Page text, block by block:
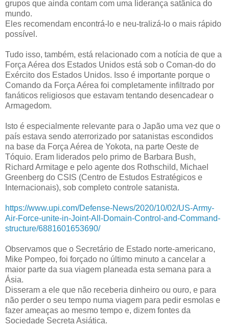
grupos que ainda contam com uma liderança satânica do
mundo.
Eles recomendam encontrá-lo e neu-tralizá-lo o mais rápido
possível.
Tudo isso, também, está relacionado com a notícia de que a
Força Aérea dos Estados Unidos está sob o Coman-do do
Exército dos Estados Unidos. Isso é importante porque o
Comando da Força Aérea foi completamente infiltrado por
fanáticos religiosos que estavam tentando desencadear o
Armagedom.
Isto é especialmente relevante para o Japão uma vez que o
país estava sendo aterrorizado por satanistas escondidos
na base da Força Aérea de Yokota, na parte Oeste de
Tóquio. Eram liderados pelo primo de Barbara Bush,
Richard Armitage e pelo agente dos Rothschild, Michael
Greenberg do CSIS (Centro de Estudos Estratégicos e
Internacionais), sob completo controle satanista.
https://www.upi.com/Defense-News/2020/10/02/US-Army-
Air-Force-unite-in-Joint-All-Domain-Control-and-Command-
structure/6881601653690/
Observamos que o Secretário de Estado norte-americano,
Mike Pompeo, foi forçado no último minuto a cancelar a
maior parte da sua viagem planeada esta semana para a
Ásia.
Disseram a ele que não receberia dinheiro ou ouro, e para
não perder o seu tempo numa viagem para pedir esmolas e
fazer ameaças ao mesmo tempo e, dizem fontes da
Sociedade Secreta Asiática.